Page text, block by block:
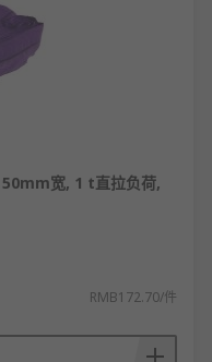
50mm宽, 1 t直拉负荷,
RMB172.70/件